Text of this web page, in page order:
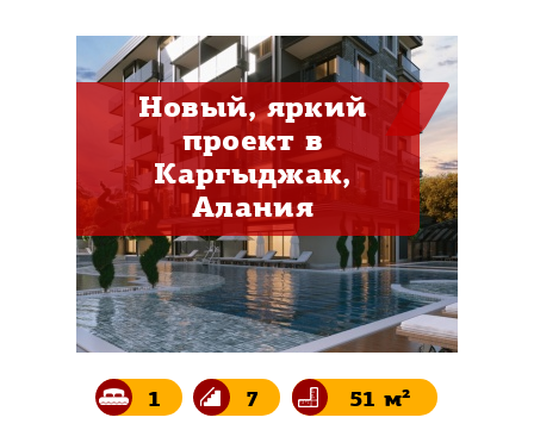
Новый, яркий
проект в
Каргыджак,
Алания
1 7 51 м²